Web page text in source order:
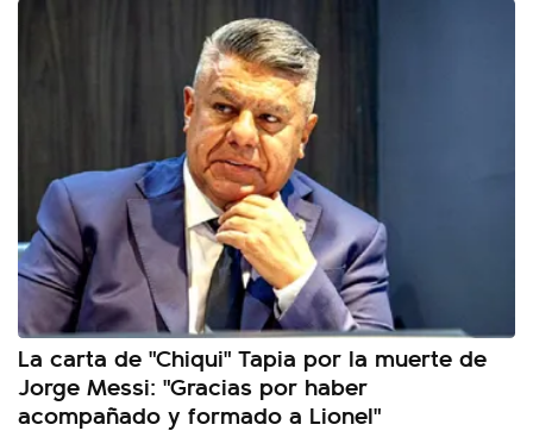
La carta de "Chiqui" Tapia por la muerte de
Jorge Messi: "Gracias por haber
acompañado y formado a Lionel"